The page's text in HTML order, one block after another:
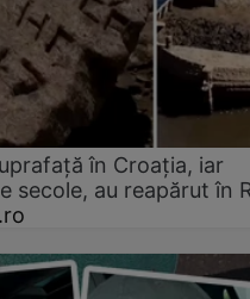
în Croația, iar
secole, au reapărut în